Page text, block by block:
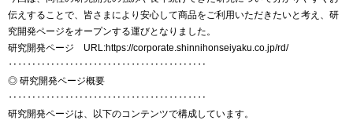
伝えすることで、皆さまにより安心して商品をご利用いただきたいと考え、研
究開発ページをオープンする運びとなりました。
研究開発ページ URL:https://corporate.shinnihonseiyaku.co.jp/rd/
‥‥‥‥‥‥‥‥‥‥‥‥‥‥‥‥‥‥‥‥‥
◎ 研究開発ページ概要
‥‥‥‥‥‥‥‥‥‥‥‥‥‥‥‥‥‥‥‥‥
研究開発ページは、以下のコンテンツで構成しています。